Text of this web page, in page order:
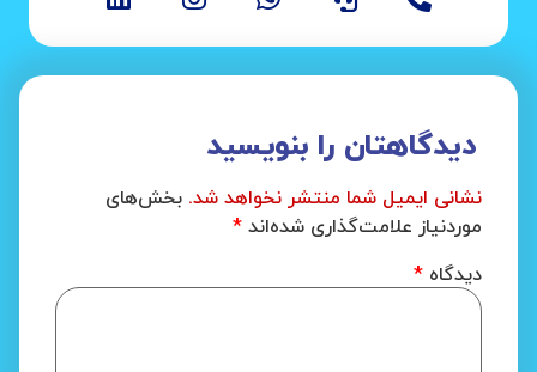
دیدگاهتان را بنویسید
نشانی ایمیل شما منتشر نخواهد شد. بخش‌های
موردنیاز علامت‌گذاری شده‌اند *
دیدگاه *